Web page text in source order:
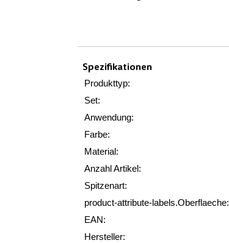
Spezifikationen
Produkttyp:
Set:
Anwendung:
Farbe:
Material:
Anzahl Artikel:
Spitzenart:
product-attribute-labels.Oberflaeche:
EAN:
Hersteller: